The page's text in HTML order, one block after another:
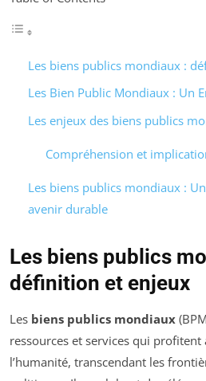
Les biens publics mondiaux :
Les Bien Public Mondiaux : Un
Les enjeux des biens publics
Compréhension et
Les biens publics mondiaux :
avenir durable
Les biens publics
définition et enjeux
Les biens publics mondiaux
ressources et services qui profitent
l’humanité, transcendant les